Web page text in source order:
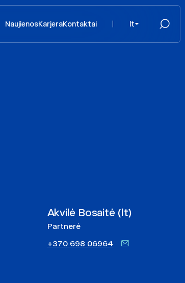
NaujienosKarjeraKontaktai lt
Akvilė Bosaitė (lt)
Partnerė
+370 698 06964